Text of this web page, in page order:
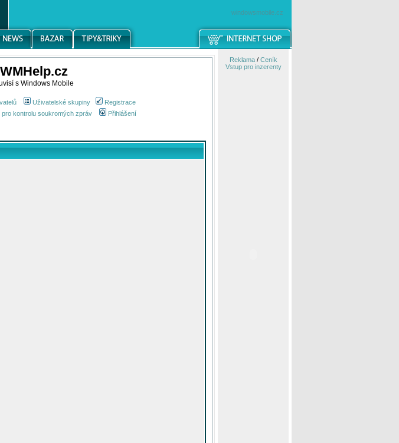
windowsmobile.cz
s Windows Mobile
Uživatelské skupiny
Registrace
pro kontrolu soukromých zpráv Přihlášení
Reklama/ Ceník
Vstup pro inzerenty